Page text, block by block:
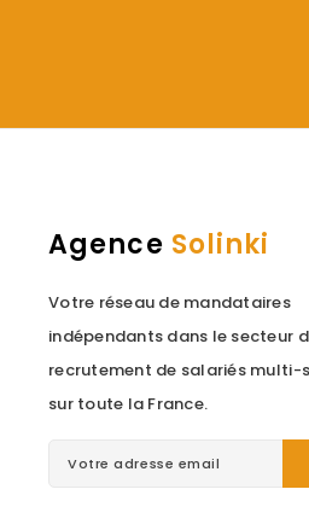
Agence Solinki
Votre réseau de mandataires
indépendants dans le secteur
recrutement de salariés multi-
sur toute la France.